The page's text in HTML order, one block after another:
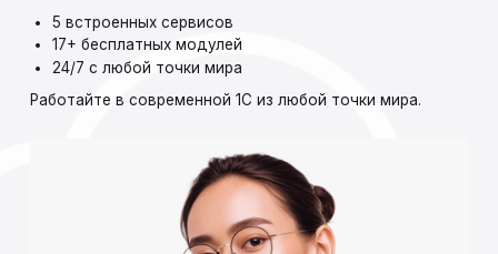
5 встроенных сервисов
17+ бесплатных модулей
24/7 с любой точки мира
Работайте в современной 1С из любой точки мира.